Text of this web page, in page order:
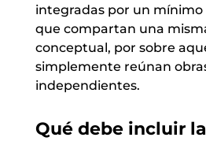
integradas por un mínimo
que compartan una
conceptual, por sobre
simplemente reúnan
independientes.
Qué debe incluir la